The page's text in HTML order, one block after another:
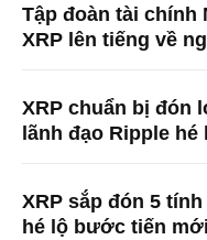
Tập đoàn tài chính
XRP lên tiếng về
XRP chuẩn bị đón
lãnh đạo Ripple
XRP sắp đón 5
hé lộ bước tiến